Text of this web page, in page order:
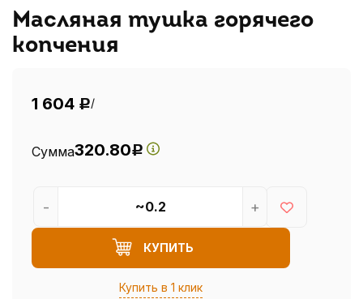
Масляная тушка горячего
копчения
1 604 Р/
Сумма320.80Р
КУПИТЬ
Купить в 1 клик
- +